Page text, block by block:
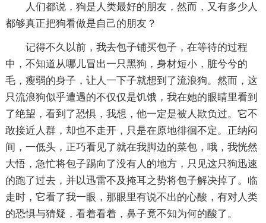
人们都说，狗是人类最好的朋友，然而，又有多少人
都够真正把狗看做是自己的朋友？
记得不久以前，我去包子铺买包子，在等待的过程
中，不知道从哪儿冒出一只黑狗，身材短小，脏兮兮的
毛，瘦弱的身子，让人一下子就想到了流浪狗。然而，这
只流浪狗似乎遭遇的不仅仅是饥饿，我在她的眼睛里看到
了绝望，看到了恐惧，我想，他一定是被人欺负过。它不
敢接近人群，却也不走开，只是在原地徘徊不定。正纳闷
间，一低头，正巧看见了就在我脚边的菜包，哦，我恍然
大悟，急忙将包子踢向了没有人的地方，只见这只狗迅速
的跑了过去，并以迅雷不及掩耳之势将包子解决掉了。临
走时，它看了我一眼，那眼里有说不出的心酸，有对人类
的恐惧与猜疑，看着看着，鼻子竟不知为何的酸了。